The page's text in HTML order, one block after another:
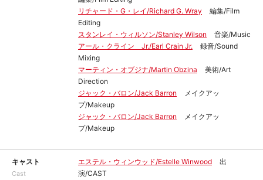
リチャード・G・レイ/Richard G. Wray
編集/Film
Editing
スタンレイ・ウィルソン/Stanley Wilson
音楽/Music
アール・クライン Jr./Earl Crain Jr.
録音/Sound
Mixing
マーティン・オブジナ/Martin Obzina
美術/Art
Direction
ジャック・バロン/Jack Barron
メイクアッ
プ/Makeup
ジャック・バロン/Jack Barron
メイクアッ
プ/Makeup
キャスト
Cast
エステル・ウィンウッド/Estelle Winwood
出
演/CAST